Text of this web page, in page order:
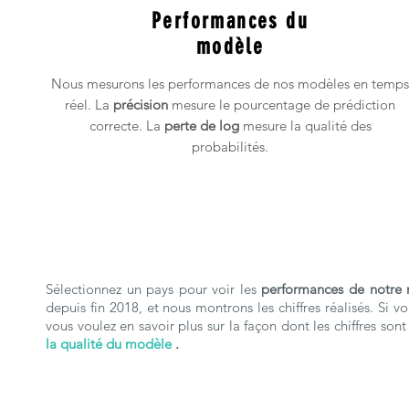
Performances du
modèle
Nous mesurons les performances de nos modèles en temps
réel. La précision mesure le pourcentage de prédiction
correcte. La perte de logmesure la qualité des
probabilités.
Sélectionnez un pays pour voir les performances de notre
depuis fin 2018, et nous montrons les chiffres réalisés. Si
vous voulez en savoir plus sur la façon dont les chiffres
la qualité du modèle .